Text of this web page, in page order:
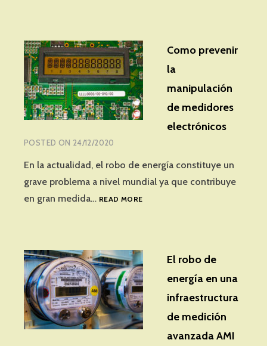
REX2
Como prevenir
la
manipulación
de medidores
electrónicos
POSTED ON 24/12/2020
En la actualidad, el robo de energía constituye un
grave problema a nivel mundial ya que contribuye
en gran medida… READ MORECOMO
MEDIDORES
ELECTRÓNICOS
El robo de
energía en una
infraestructura
de medición
avanzada AMI